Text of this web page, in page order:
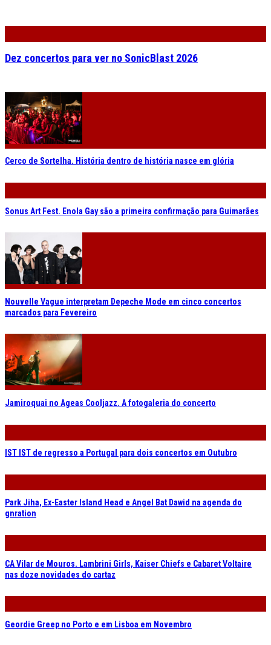
Dez concertos para ver no SonicBlast 2026
Cerco de Sortelha. História dentro de história nasce em glória
Sonus Art Fest. Enola Gay são a primeira confirmação para Guimarães
Nouvelle Vague interpretam Depeche Mode em cinco concertos
marcados para Fevereiro
Jamiroquai no Ageas Cooljazz. A fotogaleria do concerto
IST IST de regresso a Portugal para dois concertos em Outubro
Park Jiha, Ex-Easter Island Head e Angel Bat Dawid na agenda do
gnration
CA Vilar de Mouros. Lambrini Girls, Kaiser Chiefs e Cabaret Voltaire
nas doze novidades do cartaz
Geordie Greep no Porto e em Lisboa em Novembro